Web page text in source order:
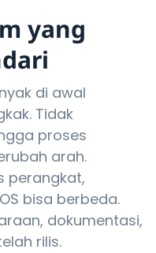
yang
di awal
Tidak
proses
arah.
perangkat,
bisa berbeda.
dokumentasi,
rilis.